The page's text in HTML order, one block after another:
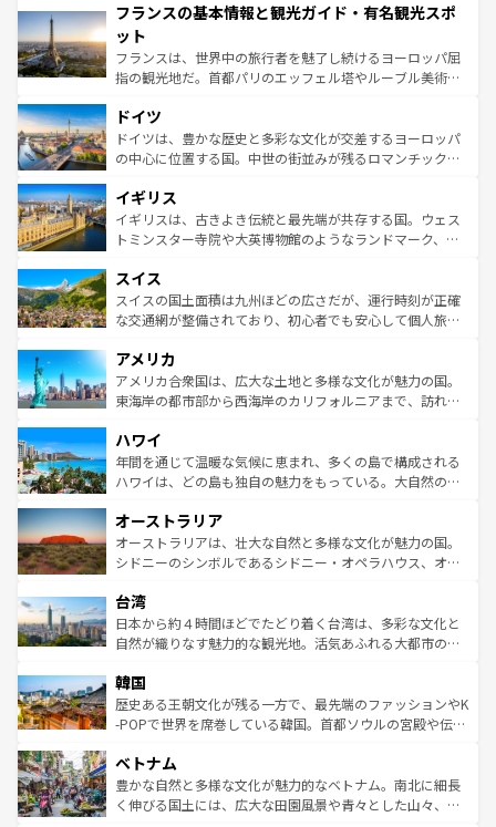
ませてくれるイタリアで、忘れられない旅をしてみよう！
なお、新着のイタリア情報は
しい。
文化が根付くこの国では、情熱的なフラメンコ、熱気あふ
れる闘牛、そして美味しいタパスが生活の一部となってい
る。首都マドリードの洗練された雰囲気や、バルセロナの
アートに溢れた街角から、地方では古代ローマ遺跡や中世
せる。地方によって風土や気候が異なるスペインはその個
性で訪れる人を魅了する。 なお、新着のスペイン情報は コ
ンテンツ一覧を参照してほしい。
フランスの基本情報と観光ガイド・有名観光スポ
ット
フランスは、世界中の旅行者を魅了し続けるヨーロッパ屈
指の観光地だ。首都パリのエッフェル塔やルーブル美術館
で、幅広い魅力が詰まっている。華麗な宮殿、歴史的な大
聖堂、美しいビーチ、そして豊かな自然が、訪れる者を心
から魅了する。また、フランスは美食の国としても知ら
いる。シャンパンの発祥地であるランス、プロヴァンスの
香り高いラベンダー畑など、多彩な楽しみ方が可能だ。さ
らに、パリ以外の地域にも魅力が溢れており、どの街角に
れる地方に足を運ぶとそれぞれで全く異なる文化を体験で
きるだろう。 なお、新着のフランス情報はコンテンツ一覧
を参照してほしい。
ドイツ
ドイツは、豊かな歴史と多彩な文化が交差するヨーロッパ
の中心に位置する国。中世の街並みが残るロマンチック街
顔を持つこの国は、どこを歩いても飽きることがない。ベ
ルリンの文化的活気、バイエルン州のアルプスの絶景、そ
してライン川沿いのワイン畑といった風景は必見。ビール
は、お酒好きな人にはぜひ体験してほしい。 なお、新着の
ドイツ情報はコンテンツ一覧を参照してほしい。
イギリス
イギリスは、古きよき伝統と最先端が共存する国。ウェス
トミンスター寺院や大英博物館のようなランドマーク、歴
リアごとに異なる魅力がある。また、優雅なアフタヌーン
ティー、ビール好きにはたまらない英国パブ、サッカー観
戦など、本場だからこそできる体験も豊富。イギリスを旅
ンツ一覧を参照してほしい。
スイス
スイスの国土面積は九州ほどの広さだが、運行時刻が正確
な交通網が整備されており、初心者でも安心して個人旅行
の建物がそのまま残る町や、スイスならではのユニークな
博物館もあり、アルプス観光だけでなく町歩きも満喫する
ことができる。国民の所得が高いため物価も高いが、旅行
ば市内交通費無料で観光を楽しむこともできる。 なお、新
着のスイス情報はコンテンツ一覧 を参照してほしい。
アメリカ
アメリカ合衆国は、広大な土地と多様な文化が魅力の国。
東海岸の都市部から西海岸のカリフォルニアまで、訪れる
のような巨大都市は、観光、ショッピング、エンターテイ
ンメントが詰まった刺激的なスポットだ。一方、アメリカ
西部には大自然が広がり、グランドキャニオンやイエロー
部のニューオーリンズでは、音楽と美食が融合した独特の
文化が魅力。旅行者はアメリカの各地域で異なる魅力を楽
しみながら、その多様性と豊かな歴史を感じることができ
ならではの贅沢な旅のスタイルだ。 なお、新着のアメリカ
情報はコンテンツ一覧を参照してほしい。
ハワイ
年間を通じて温暖な気候に恵まれ、多くの島で構成される
ハワイは、どの島も独自の魅力をもっている。大自然の神
ワイ島は見逃せない。また、定番の観光地といえばオアフ
島だが、静かな自然を求めるならマウイ島やカウアイ島が
おすすめ。エメラルドグリーンに輝く海をはじめ、豊かな
れるおもてなしの心で訪れる人々を迎えてくれるハワイの
人々、おいしいローカルフードやハワイアンミュージッ
ク、伝統的なフラダンスなど、すべてがハワイの魅力を彩
ワイを、存分に味わってほしい。 なお、新着のハワイ情報
はコンテンツ一覧を参照してほしい。
オーストラリア
オーストラリアは、壮大な自然と多様な文化が魅力の国。
シドニーのシンボルであるシドニー・オペラハウス、オー
リアリーフや大陸中央部にそびえるウルル（エアーズロッ
ク）、タスマニアの美しい原生林やケアンズの熱帯雨林な
ど、見どころがたくさん。また、カフェやワイン、オージ
いる。アクティビティも充実しており、サーフィンやダイ
ビング、ハイキングなど、アウトドア好きにはたまらな
い。オーストラリアの多彩な魅力を存分に味わいつくそ
参照してほしい。
台湾
日本から約４時間ほどでたどり着く台湾は、多彩な文化と
自然が織りなす魅力的な観光地。活気あふれる大都市の台
ン）、静ひつな山岳地帯である台湾東部など、都市の喧騒
と山間の静けさが共存しており、訪れる人に新しい発見と
驚きをもたらしてくれる。また、奥深い台湾の食文化も魅
容にもいいと評判のスイーツなど、バラエティ豊かな料理
が味わえる。 なお、新着の台湾情報は コンテンツ一覧を参
照してほしい。
韓国
歴史ある王朝文化が残る一方で、最先端のファッションやK
-POPで世界を席巻している韓国。首都ソウルの宮殿や伝統
き、地方に足を延ばせば四季折々の自然美を楽しむことが
できる。そして、キムチや焼肉、絶品のストリートフード
まで、さまざまな韓国料理が待っている。夜には、韓国な
ベトナム
豊かな自然と多様な文化が魅力的なベトナム。南北に細長
く伸びる国土には、広大な田園風景や青々とした山々、世